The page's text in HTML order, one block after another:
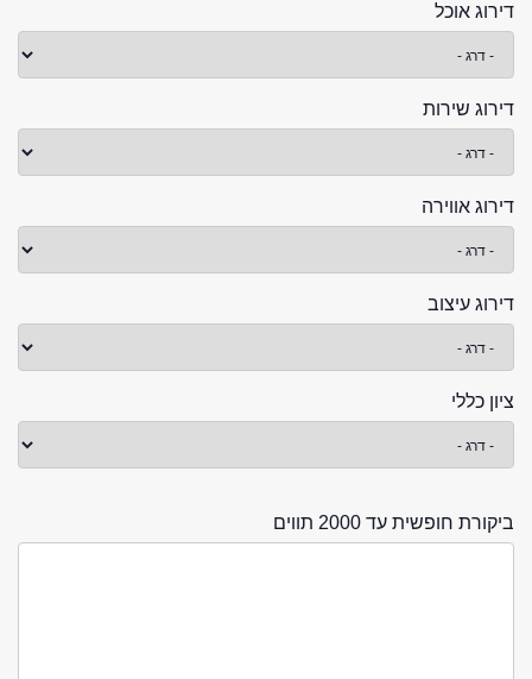
דירוג אוכל
דירוג שירות
דירוג אווירה
דירוג עיצוב
ציון כללי
ביקורת חופשית עד 2000 תווים